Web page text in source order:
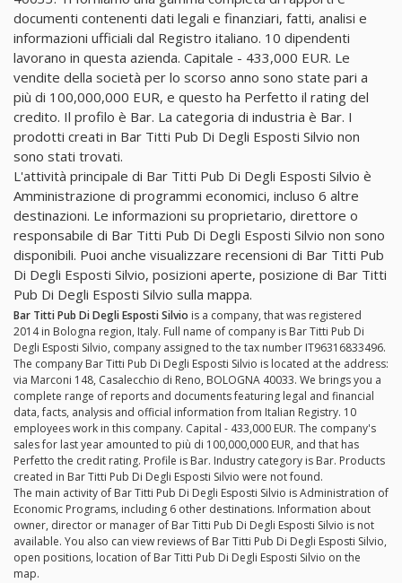
documenti contenenti dati legali e finanziari, fatti, analisi e
informazioni ufficiali dal Registro italiano. 10 dipendenti
lavorano in questa azienda. Capitale - 433,000 EUR. Le
vendite della società per lo scorso anno sono state pari a
più di 100,000,000 EUR, e questo ha Perfetto il rating del
credito. Il profilo è Bar. La categoria di industria è Bar. I
prodotti creati in Bar Titti Pub Di Degli Esposti Silvio non
sono stati trovati.
L'attività principale di Bar Titti Pub Di Degli Esposti Silvio è
Amministrazione di programmi economici, incluso 6 altre
destinazioni. Le informazioni su proprietario, direttore o
responsabile di Bar Titti Pub Di Degli Esposti Silvio non sono
disponibili. Puoi anche visualizzare recensioni di Bar Titti Pub
Di Degli Esposti Silvio, posizioni aperte, posizione di Bar Titti
Pub Di Degli Esposti Silvio sulla mappa.
Bar Titti Pub Di Degli Esposti Silvio is a company, that was registered
2014 in Bologna region, Italy. Full name of company is Bar Titti Pub Di
Degli Esposti Silvio, company assigned to the tax number IT96316833496.
The company Bar Titti Pub Di Degli Esposti Silvio is located at the address:
via Marconi 148, Casalecchio di Reno, BOLOGNA 40033. We brings you a
complete range of reports and documents featuring legal and financial
data, facts, analysis and official information from Italian Registry. 10
employees work in this company. Capital - 433,000 EUR. The company's
sales for last year amounted to più di 100,000,000 EUR, and that has
Perfetto the credit rating. Profile is Bar. Industry category is Bar. Products
created in Bar Titti Pub Di Degli Esposti Silvio were not found.
The main activity of Bar Titti Pub Di Degli Esposti Silvio is Administration of
Economic Programs, including 6 other destinations. Information about
owner, director or manager of Bar Titti Pub Di Degli Esposti Silvio is not
available. You also can view reviews of Bar Titti Pub Di Degli Esposti Silvio,
open positions, location of Bar Titti Pub Di Degli Esposti Silvio on the
map.